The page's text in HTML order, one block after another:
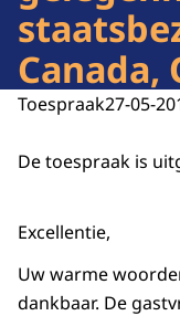
Canada,
Toespraak27-05-
De toespraak is
Excellentie,
Uw warme
dankbaar. De